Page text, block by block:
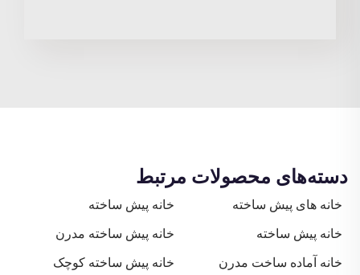
دسته‌های محصولات مرتبط
خانه های پیش ساخته
خانه پیش ساخته
خانه پیش ساخته
خانه پیش ساخته مدرن
خانه آماده ساخت مدرن
خانه پیش ساخته کوچک